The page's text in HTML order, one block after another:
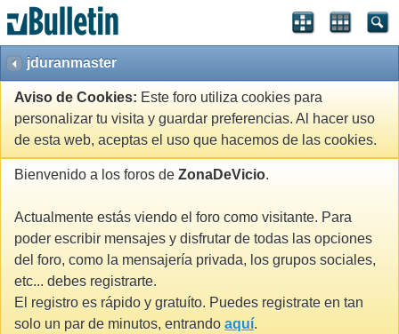
jduranmaster
Aviso de Cookies: Este foro utiliza cookies para
personalizar tu visita y guardar preferencias. Al hacer uso
de esta web, aceptas el uso que hacemos de las cookies.
Bienvenido a los foros de ZonaDeVicio.
Actualmente estás viendo el foro como visitante. Para
poder escribir mensajes y disfrutar de todas las opciones
del foro, como la mensajería privada, los grupos sociales,
etc... debes registrarte.
El registro es rápido y gratuíto. Puedes registrate en tan
solo un par de minutos, entrando aquí.